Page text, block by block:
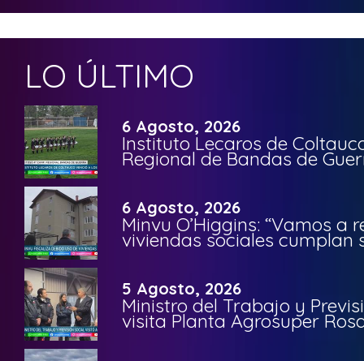
LO ÚLTIMO
6 Agosto, 2026
Instituto Lecaros de
Regional de Bandas de
6 Agosto, 2026
Minvu O’Higgins: “Vamos a
viviendas sociales cumplan
5 Agosto, 2026
Ministro del Trabajo y
visita Planta Agrosuper